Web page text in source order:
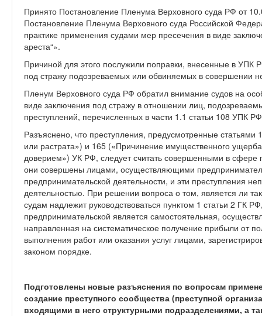
Принято Постановление Пленума Верховного суда РФ от
Постановление Пленума Верховного суда Российской
практике применения судами мер пресечения в виде
ареста“».
Причиной для этого послужили поправки, внесенные в
под стражу подозреваемых или обвиняемых в совершении
Пленум Верховного суда РФ обратил внимание судов на
виде заключения под стражу в отношении лиц,
преступлений, перечисленных в части 1.1 статьи 108 УПК
Разъяснено, что преступления, предусмотренные
или растрата») и 165 («Причинение имущественного
доверием») УК РФ, следует считать совершенными в сфере
они совершены лицами, осуществляющими
предпринимательской деятельности, и эти преступления
деятельностью. При решении вопроса о том, является ли
судам надлежит руководствоваться пунктом 1 статьи 2 ГК
предпринимательской является самостоятельная,
направленная на систематическое получение прибыли от
выполнения работ или оказания услуг лицами,
законом порядке.
Подготовлены новые разъяснения по вопросам
создание преступного сообщества (преступной
входящими в него структурными подразделениями, а